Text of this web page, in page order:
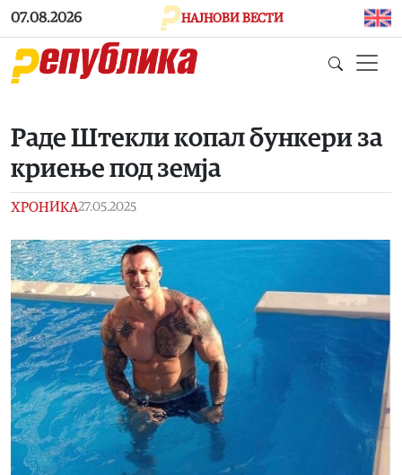
Skip to main content
07.08.2026 НАЈНОВИ ВЕСТИ
Раде Штекли копал бункери за
криење под земја
ХРОНИКА27.05.2025